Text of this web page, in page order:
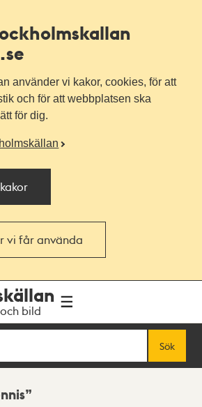
använder vi kakor, cookies, för att
och för att webbplatsen ska
för dig.
vi får använda
bild
Sök